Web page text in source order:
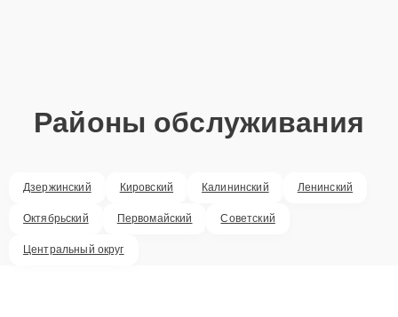
Районы обслуживания
Дзержинский Кировский Калининский Ленинский
Октябрьский Первомайский Советский
Центральный округ